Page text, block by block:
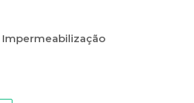
Impermeabilização